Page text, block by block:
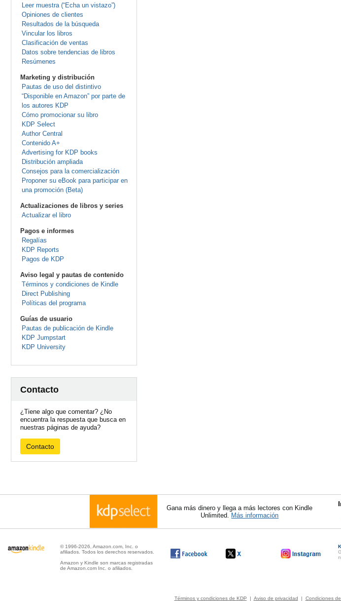
Leer muestra (“Echa un vistazo”)
Opiniones de clientes
Resultados de la búsqueda
Vincular los libros
Clasificación de ventas
Datos sobre tendencias de libros
Resúmenes
Marketing y distribución
Pautas de uso del distintivo
“Disponible en Amazon” por parte de
los autores KDP
Cómo promocionar su libro
KDP Select
Author Central
Contenido A+
Advertising for KDP books
Distribución ampliada
Consejos para la comercialización
Proponer su eBook para participar en
una promoción (Beta)
Actualizaciones de libros y series
Actualizar el libro
Pagos e informes
Regalías
KDP Reports
Pagos de KDP
Aviso legal y pautas de contenido
Términos y condiciones de Kindle
Direct Publishing
Políticas del programa
Guías de usuario
Pautas de publicación de Kindle
KDP Jumpstart
KDP University
Contacto
¿Tiene algo que comentar? ¿No
encuentra la respuesta que busca en
nuestras páginas de ayuda?
Contacto
Gana más dinero y llega a más lectores con Kindle
Unlimited. Más información
© 1996-2026, Amazon.com, Inc. o
afiliados. Todos los derechos reservados.
Amazon y Kindle son marcas registradas
de Amazon.com Inc. o afiliados.
Términos y condiciones de KDP | Aviso de privacidad | Condiciones